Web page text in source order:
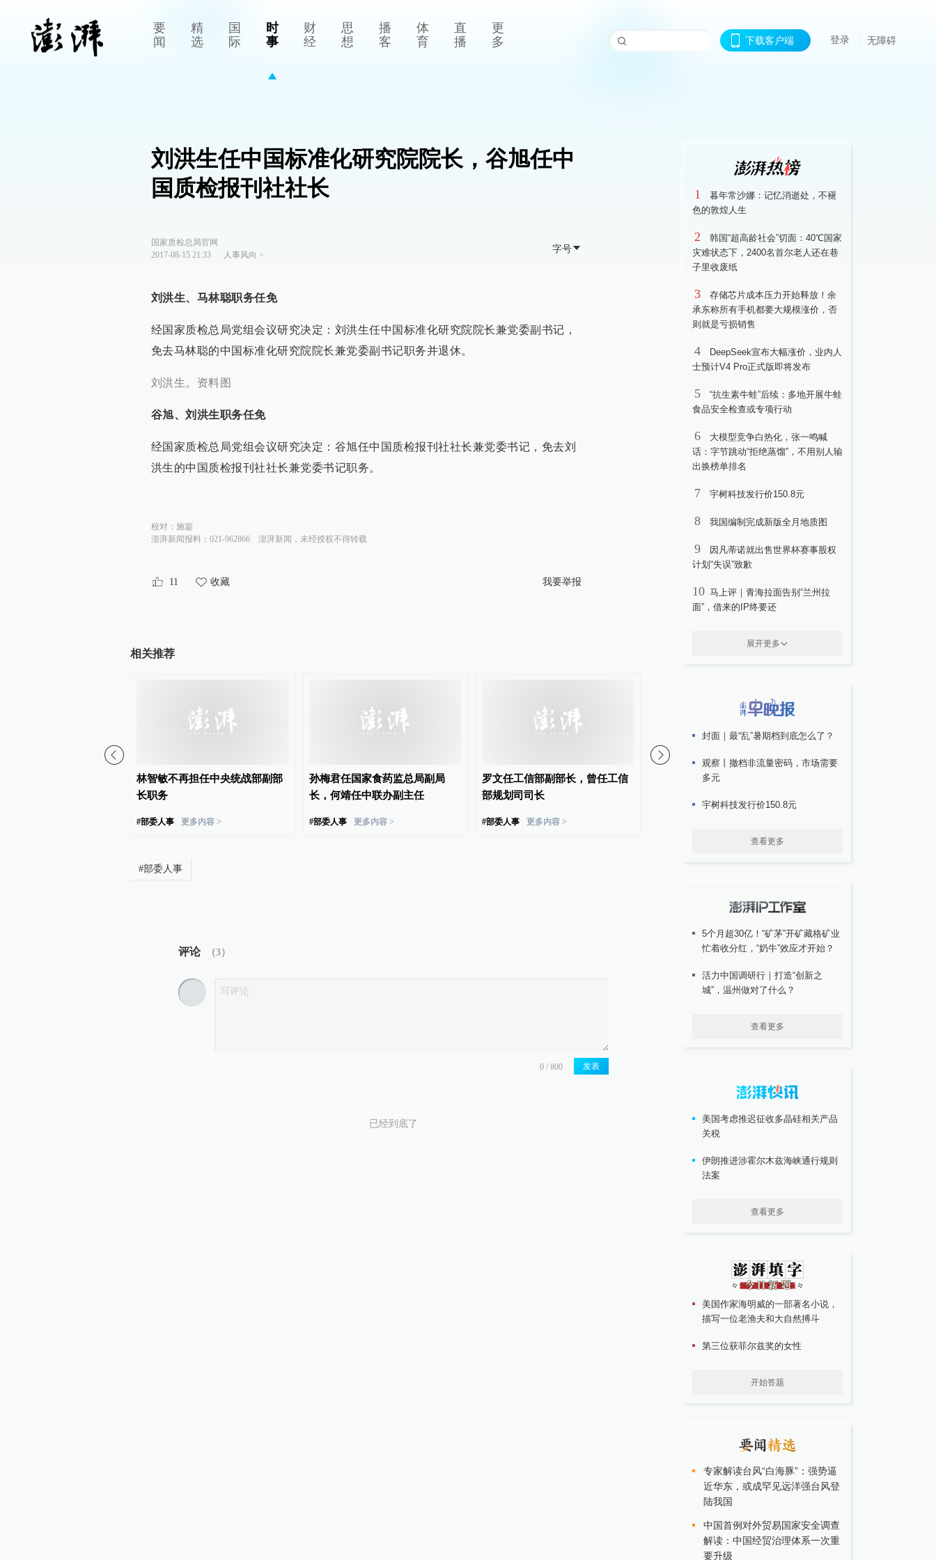
要
闻
精
选
国
际
时
事
财
经
思
想
播
客
体
育
直
播
更
多
下载客户端 登录 无障碍
刘洪生任中国标准化研究院院长，谷旭任中
国质检报刊社社长
国家质检总局官网
2017-08-15 21:33
人事风向 >
字号
刘洪生、马林聪职务任免
经国家质检总局党组会议研究决定：刘洪生任中国标准化研究院院长兼党委副书记，
免去马林聪的中国标准化研究院院长兼党委副书记职务并退休。
刘洪生。资料图
谷旭、刘洪生职务任免
经国家质检总局党组会议研究决定：谷旭任中国质检报刊社社长兼党委书记，免去刘
洪生的中国质检报刊社社长兼党委书记职务。
校对： 施鋆
澎湃新闻报料：021-962866
澎湃新闻，未经授权不得转载
11 收藏 我要举报
相关推荐
林智敏不再担任中央统战部副部
长职务
#部委人事 更多内容 >
孙梅君任国家食药监总局副局
长，何靖任中联办副主任
#部委人事 更多内容 >
罗文任工信部副部长，曾任工信
部规划司司长
#部委人事 更多内容 >
石玉钢已任国家民委副主任、党
#部委人事
评论 （3）
发表
已经到底了
1
暮年常沙娜：记忆消逝处，不褪
色的敦煌人生
2
韩国“超高龄社会”切面：40℃国家
灾难状态下，2400名首尔老人还在巷
子里收废纸
3
存储芯片成本压力开始释放！余
承东称所有手机都要大规模涨价，否
则就是亏损销售
4
DeepSeek宣布大幅涨价，业内人
士预计V4 Pro正式版即将发布
5
“抗生素牛蛙”后续：多地开展牛蛙
食品安全检查或专项行动
6
大模型竞争白热化，张一鸣喊
话：字节跳动“拒绝蒸馏”，不用别人输
出换榜单排名
7 宇树科技发行价150.8元
8 我国编制完成新版全月地质图
9
因凡蒂诺就出售世界杯赛事股权
计划“失误”致歉
10 马上评｜青海拉面告别“兰州拉
面”，借来的IP终要还
展开更多
封面｜最“乱”暑期档到底怎么了？
观察丨撤档非流量密码，市场需要
多元
宇树科技发行价150.8元
查看更多
5个月超30亿！“矿茅”开矿藏格矿业
忙着收分红，“奶牛”效应才开始？
活力中国调研行｜打造“创新之
城”，温州做对了什么？
查看更多
美国考虑推迟征收多晶硅相关产品
关税
伊朗推进涉霍尔木兹海峡通行规则
法案
查看更多
美国作家海明威的一部著名小说，
描写一位老渔夫和大自然搏斗
第三位获菲尔兹奖的女性
开始答题
专家解读台风“白海豚”：强势逼
近华东，或成罕见远洋强台风登
陆我国
中国首例对外贸易国家安全调查
解读：中国经贸治理体系一次重
要升级